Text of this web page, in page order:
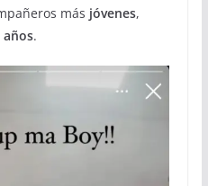
más jóvenes,
años.